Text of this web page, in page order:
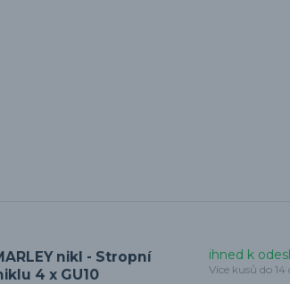
nikl - Stropní
4 x GU10
ihned k
Více kusů do 14